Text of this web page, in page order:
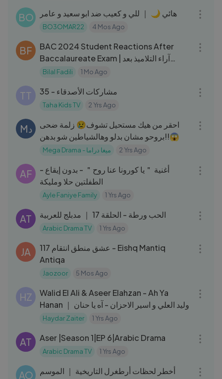
BO هائي 🌙 ｜ للي و كعيب ضد ابو سعيد و عامر
BO3OMAR22 4 Mos Ago
BF
BAC 2024 Student Reactions After
Baccalaureate Exam | آراء التلاميذ بعد
امتحان البكالوريا 2024Bilal Fadili 1 Mo Ago
TT مشاركات الأصدقاء - 35
Taha Kids TV 2 Yrs Ago
Mد
احقر من هيك مستحيل تشوف😢 زلمة ضحى
بروحو مشان بدلو وهالشياطين شو بدهن!!😱
Mega Drama - ميغا دراما 2 Yrs Ago
AF
أغنية ＂يا كورونا عنا روح＂ - بدون إيقاع -
الطفلتين حلا ومليكة
Ayle Faniye Family 1 Yrs Ago
AT الحب ورطة - الحلقة 17 ｜ مدبلج للعربية
Arabic Drama TV 1 Yrs Ago
JA
117 عشق منطق انتقام - Eishq Mantiq
Antiqa
Jaozoor 5 Mos Ago
HZ
Walid El Ali & Aseer Elahzan - Ah Ya
Hanan ｜ وليد العلي و اسير الاحزان - آه يا حنان
Haydar Zaiter 1 Yrs Ago
AT Aser |Season 1|EP 6|Arabic Drama
Arabic Drama TV 1 Yrs Ago
AO
أخطر لحظات أرطغرل التاريخية ｜ الموسم